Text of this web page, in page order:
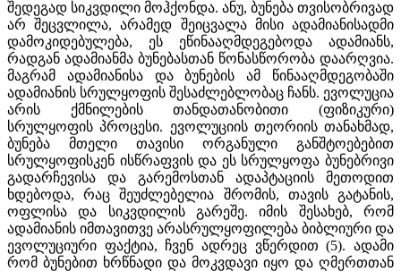
შედეგად სიკვდილი მოჰქონდა. ანუ, ბუნება თვისობრივად
არ შეცვლილა, არამედ შეიცვალა მისი ადამიანისადმი
დამოკიდებულება, ეს ეწინააღმდეგებოდა ადამიანს,
რადგან ადამიანმა ბუნებასთან წონასწორობა დაარღვია.
მაგრამ ადამიანისა და ბუნების ამ წინააღმდეგობაში
ადამიანის სრულყოფის შესაძლებლობაც ჩანს. ევოლუცია
არის ქმნილების თანდათანობითი (ფიზიკური)
სრულყოფის პროცესი. ევოლუციის თეორიის თანახმად,
ბუნება მთელი თავისი ორგანული განშტოებებით
სრულყოფისკენ ისწრაფვის და ეს სრულყოფა ბუნებრივი
გადარჩევისა და გარემოსთან ადაპტაციის მეთოდით
ხდებოდა, რაც შეუძლებელია შრომის, თავის გატანის,
ოფლისა და სიკვდილის გარეშე. იმის შესახებ, რომ
ადამიანის იმთავითვე არასრულყოფილება ბიბლიური და
ევოლუციური ფაქტია, ჩვენ ადრეც ვწერდით (5). ადამი
რომ ბუნებით ხრწნადი და მოკვდავი იყო და ღმერთთან